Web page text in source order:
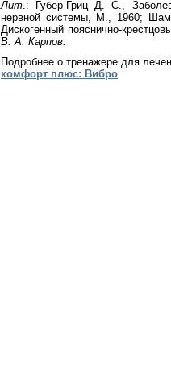
Лит .: Губер-Гриц Д. С.,
нервной системы, М., 1960;
Дискогенный пояснично-
В. А. Карпов.
Подробнее о тренажере для
комфорт плюс: Вибро